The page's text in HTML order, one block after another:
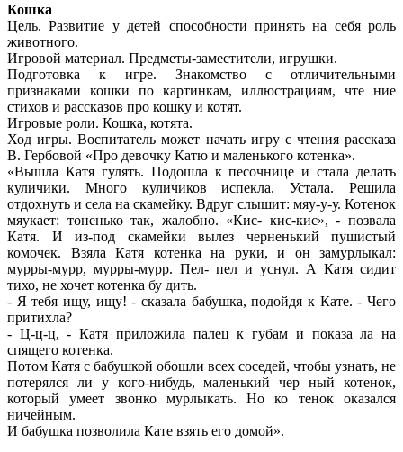
Кошка
Цель. Развитие у детей способности принять на себя роль
животного.
Игpoвой материал. Предметы-заместители, игрушки.
Подготовка к игре. Знакомство с отличительными
признаками кошки по кaртинкам, иллюстрациям, чте ние
стихов и рассказов про кошку и котят.
Игровые роли. Кошка, котята.
Ход игры. Воспитатель может начать игру с чтения рассказа
В. Гербовой «Про девочку Катю и маленького котенка».
«Вышла Катя гулять. Подошла к песочнице и стала делать
куличики. Много куличиков испекла. Устала. Решила
отдохнуть и села на скамейку. Вдруг слышит: мяу-у-у. Котенок
мяукает: тоненько так, жалобно. «Кис- кис-кис», - позвала
Катя. И из-под скамейки вылез черненький пушистый
комочек. Взяла Катя котенка на руки, и он замурлыкал:
мурры-мурр, мурры-мурр. Пел- пел и уснул. А Катя сидит
тихо, не хочет котенка бу дить.
- Я тебя ищу, ищу! - сказала бабушка, подойдя к Кате. - Чего
притихла?
- Ц-ц-ц, - Катя приложила палец к губам и показа ла на
спящего котенка.
Потом Катя с бабушкой обошли всех соседей, чтобы узнать, не
потерялся ли у кого-нибудь, маленький чер ный котенок,
который умеет звонко мурлыкать. Но ко тенок оказался
ничейным.
И бабушка позволила Кате взять его домой».